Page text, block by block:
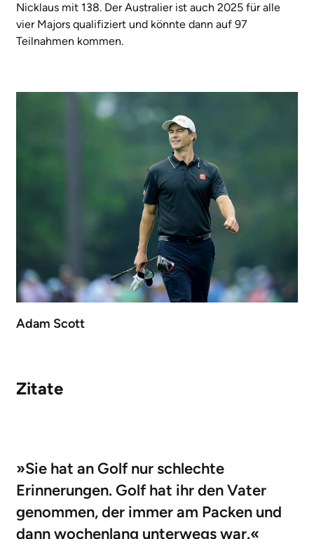
Nicklaus mit 138. Der Australier ist auch 2025 für alle
vier Majors qualifiziert und könnte dann auf 97
Teilnahmen kommen.
Adam Scott
Zitate
»Sie hat an Golf nur schlechte
Erinnerungen. Golf hat ihr den Vater
genommen, der immer am Packen und
dann wochenlang unterwegs war.«